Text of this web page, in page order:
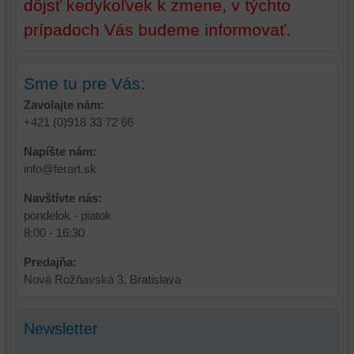
dôjsť kedykoľvek k zmene, v týchto
prípadoch Vás budeme informovať.
Sme tu pre Vás:
Zavolajte nám:
+421 (0)918 33 72 66
Napíšte nám:
info@ferart.sk
Navštívte nás:
pondelok - piatok
8:00 - 16:30
Predajňa:
Nová Rožňavská 3, Bratislava
Newsletter
na
vašej
dosiahnutie
základnej
funkčnosti
zážitku
z
prehliadania
a
zabezpečenia.
sme
poskytovať
ktoré
zlepšujú
váš
z
prehliadania,
ukladať
niektoré
z
preferencií
bez
ste